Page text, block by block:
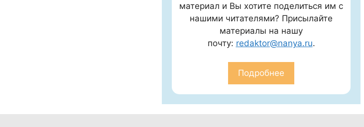
материал и Вы хотите поделиться им с
нашими читателями? Присылайте
материалы на нашу
почту: redaktor@nanya.ru.
Подробнее